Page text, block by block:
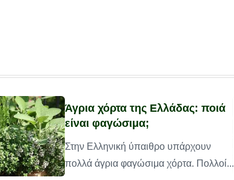
Άγρια χόρτα της Ελλάδας: ποιά
είναι φαγώσιμα;
Στην Ελληνική ύπαιθρο υπάρχουν
πολλά άγρια φαγώσιμα χόρτα. Πολλοί...